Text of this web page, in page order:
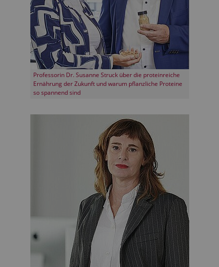
Professorin Dr. Susanne Struck über die proteinreiche
Ernährung der Zukunft und warum pflanzliche Proteine
so spannend sind